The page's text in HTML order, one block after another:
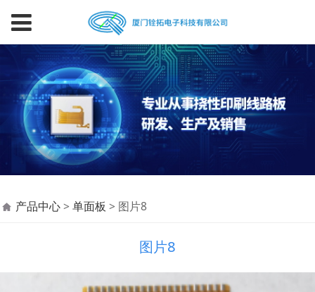
图片8
产品中心> 单面板 > 图片8
图片8